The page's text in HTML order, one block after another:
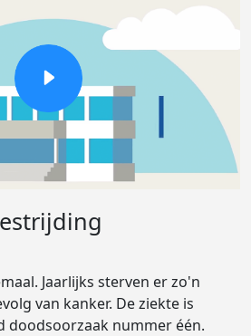
Jaarlijks sterven er zo'n
van kanker. De ziekte is
doodsoorzaak nummer één.